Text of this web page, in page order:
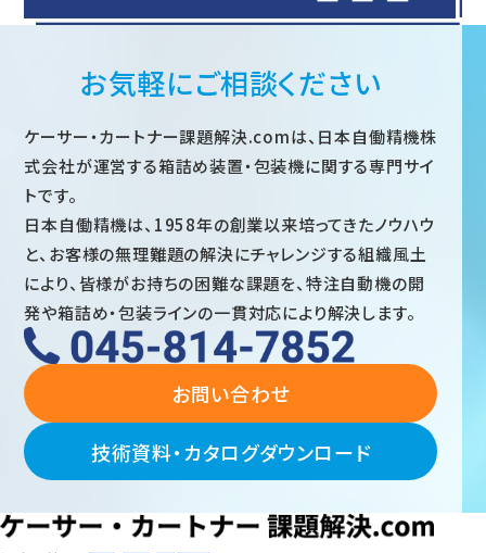
お気軽にご相談ください
ケーサー・カートナー課題解決.comは、日本自働精機株
式会社が運営する箱詰め装置・包装機に関する専門サイ
トです。
日本自働精機は、1958年の創業以来培ってきたノウハウ
と、お客様の無理難題の解決にチャレンジする組織風土
により、皆様がお持ちの困難な課題を、特注自動機の開
発や箱詰め・包装ラインの一貫対応により解決します。
お問い合わせ
技術資料・カタログダウンロード